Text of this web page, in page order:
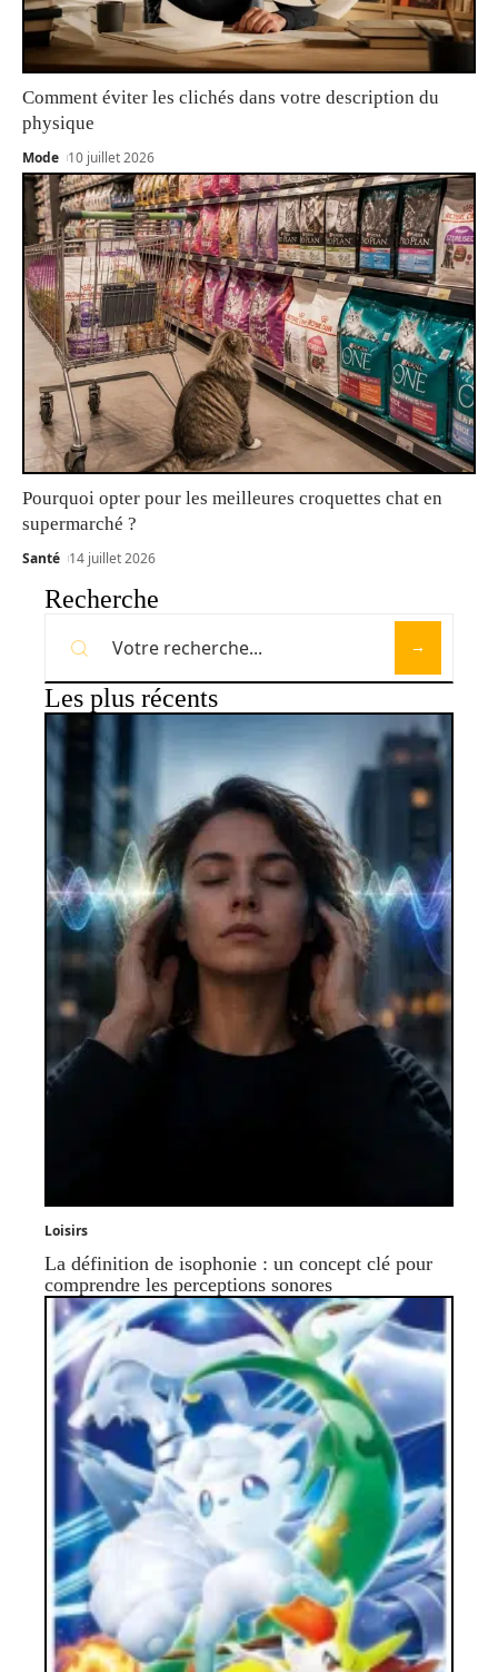
Comment éviter les clichés dans votre description du
physique
Mode 10 juillet 2026
Pourquoi opter pour les meilleures croquettes chat en
supermarché ?
Santé 14 juillet 2026
Recherche
Les plus récents
Loisirs
La définition de isophonie : un concept clé pour
comprendre les perceptions sonores